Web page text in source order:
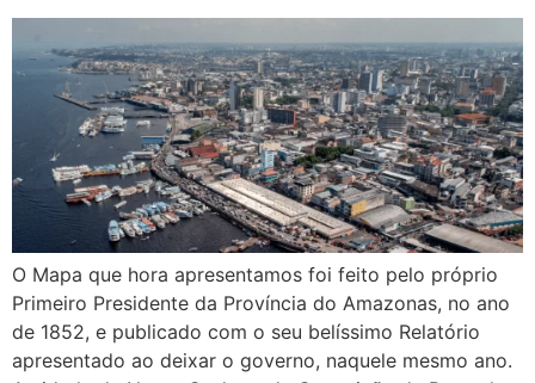
O Mapa que hora apresentamos foi feito pelo próprio
Primeiro Presidente da Província do Amazonas, no ano
de 1852, e publicado com o seu belíssimo Relatório
apresentado ao deixar o governo, naquele mesmo ano.